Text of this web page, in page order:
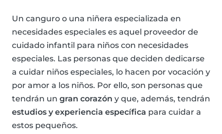
Un canguro o una niñera especializada en
necesidades especiales es aquel proveedor de
cuidado infantil para niños con necesidades
especiales. Las personas que deciden dedicarse
a cuidar niños especiales, lo hacen por vocación y
por amor a los niños. Por ello, son personas que
tendrán un gran corazón y que, además, tendrán
estudios y experiencia específica para cuidar a
estos pequeños.